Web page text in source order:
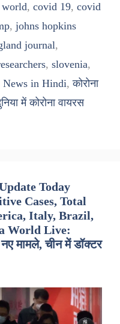
world, covid 19, covid
, johns hopkins
journal,
, slovenia,
News in Hindi,कोरोना
में कोरोना वायरस
Today
Cases, Total
Italy, Brazil,
World Live:
मामले, चीन में डॉक्टर